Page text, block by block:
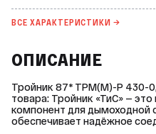
ВСЕ ХАРАКТЕРИСТИКИ →
ОПИСАНИЕ
Тройник 87* ТРМ(М)-Р 430-0,5
товара: Тройник «ТиС» —
компонент для дымоходной
обеспечивает надёжное